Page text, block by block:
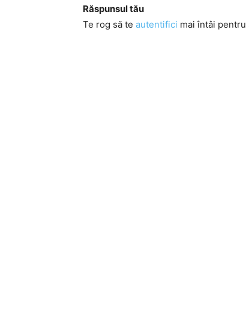
Răspunsul tău
Te rog să te autentifici mai întâi pentru